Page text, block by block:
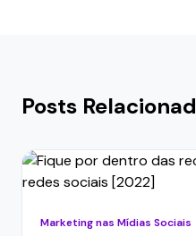
Posts
Marketing nas Mídias Sociais